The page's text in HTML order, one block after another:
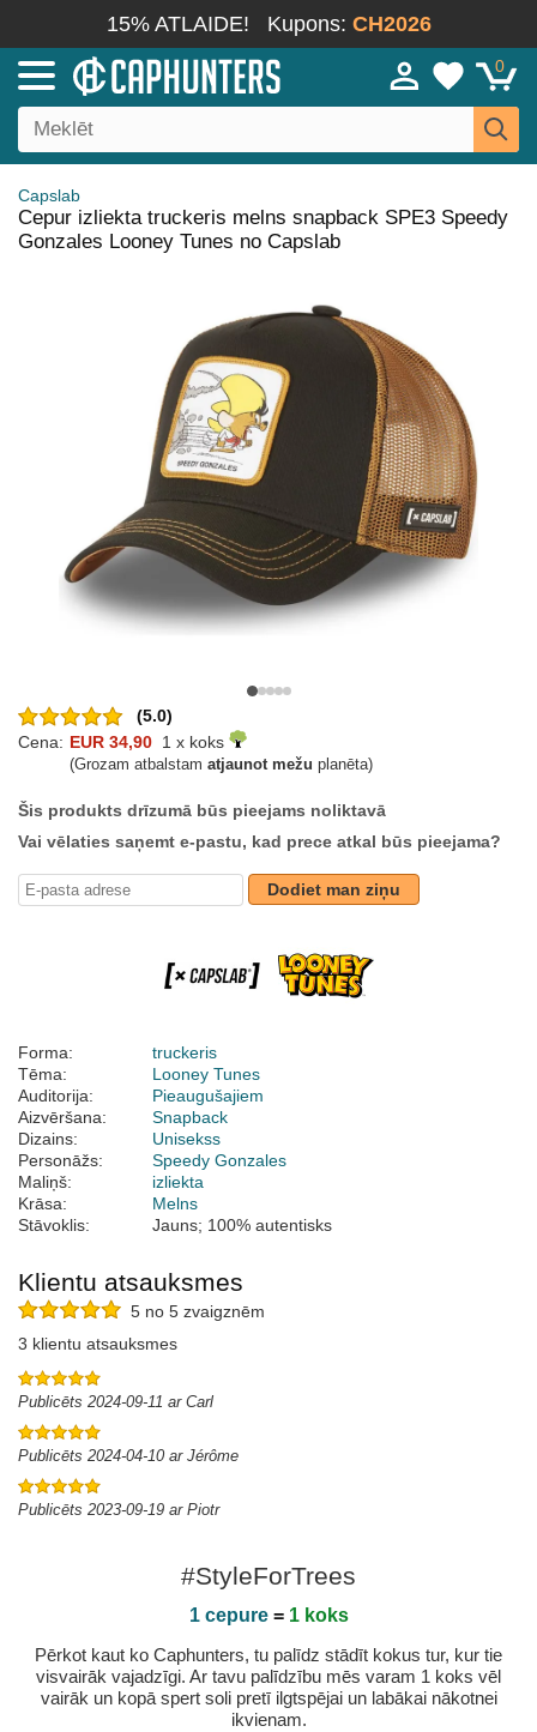
15% ATLAIDE! Kupons: CH2026
0
Capslab
Cepur izliekta truckeris melns snapback SPE3 Speedy
Gonzales Looney Tunes no Capslab
(5.0)
Cena: EUR 34,90 1 x koks
(Grozam atbalstam atjaunot mežu planēta)
Šis produkts drīzumā būs pieejams noliktavā
Vai vēlaties saņemt e-pastu, kad prece atkal būs pieejama?
Dodiet man ziņu
Forma:
truckeris
Tēma:
Looney Tunes
Auditorija:
Pieaugušajiem
Aizvēršana:
Snapback
Dizains:
Unisekss
Personāžs:
Speedy Gonzales
Maliņš:
izliekta
Krāsa:
Melns
Stāvoklis:
Jauns; 100% autentisks
Klientu atsauksmes
5 no 5 zvaigznēm
3 klientu atsauksmes
Publicēts 2024-09-11 ar Carl
Publicēts 2024-04-10 ar Jérôme
Publicēts 2023-09-19 ar Piotr
#StyleForTrees
1 cepure= 1 koks
Pērkot kaut ko Caphunters, tu palīdz stādīt kokus tur, kur tie
visvairāk vajadzīgi. Ar tavu palīdzību mēs varam 1 koks vēl
vairāk un kopā spert soli pretī ilgtspējai un labākai nākotnei
ikvienam.